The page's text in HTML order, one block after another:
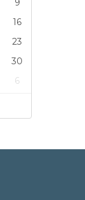
16
23
30
6